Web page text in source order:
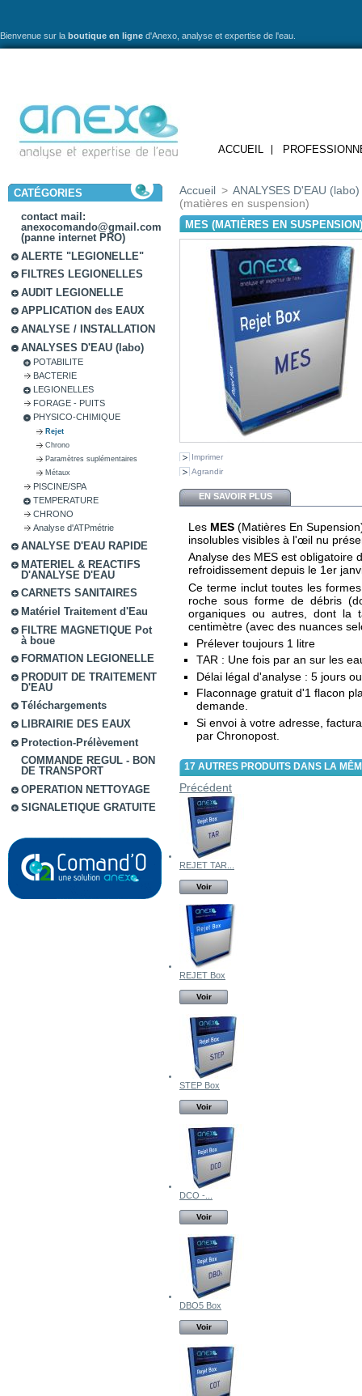
Bienvenue sur la boutique en ligne d'Anexo, analyse et expertise de l'eau.
ACCUEIL
CATÉGORIES
contact mail:
anexocomando@gmail.com
(panne internet PRO)
ALERTE "LEGIONELLE"
FILTRES LEGIONELLES
AUDIT LEGIONELLE
APPLICATION des EAUX
ANALYSE / INSTALLATION
ANALYSES D'EAU (labo)
POTABILITE
BACTERIE
LEGIONELLES
FORAGE - PUITS
PHYSICO-CHIMIQUE
Rejet
Chrono
Paramètres suplémentaires
Métaux
PISCINE/SPA
TEMPERATURE
CHRONO
Analyse d'ATPmétrie
ANALYSE D'EAU RAPIDE
MATERIEL & REACTIFS
D'ANALYSE D'EAU
CARNETS SANITAIRES
Matériel Traitement d'Eau
FILTRE MAGNETIQUE Pot
à boue
FORMATION LEGIONELLE
PRODUIT DE TRAITEMENT
D'EAU
Téléchargements
LIBRAIRIE DES EAUX
Protection-Prélèvement
COMMANDE REGUL - BON
DE TRANSPORT
OPERATION NETTOYAGE
SIGNALETIQUE GRATUITE
Accueil > ANALYSES D'EAU (labo)
(matières en suspension)
MES (MATIÈRES EN SUSPENSION)
Imprimer
Agrandir
EN SAVOIR PLUS
Les MES (Matières En
insolubles visibles à l'œil nu
Analyse des MES est obligatoire
refroidissement depuis le 1er
Ce terme inclut toutes les
roche sous forme de débris
organiques ou autres, dont la
centimètre (avec des nuances
Prélever toujours 1 litre
TAR : Une fois par an sur les
Délai légal d'analyse : 5 jours
Flaconnage gratuit d'1 flacon
demande.
Si envoi à votre adresse,
par Chronopost.
17 AUTRES PRODUITS DANS LA
Précédent
REJET TAR...
Voir
REJET Box
Voir
STEP Box
Voir
DCO -...
Voir
DBO5 Box
Voir